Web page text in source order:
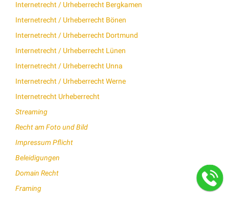
Internetrecht / Urheberrecht Bergkamen
Internetrecht / Urheberrecht Bönen
Internetrecht / Urheberrecht Dortmund
Internetrecht / Urheberrecht Lünen
Internetrecht / Urheberrecht Unna
Internetrecht / Urheberrecht Werne
Internetrecht Urheberrecht
Streaming
Recht am Foto und Bild
Impressum Pflicht
Beleidigungen
Domain Recht
Framing